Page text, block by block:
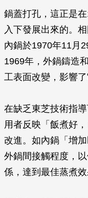
鍋蓋打孔，這正是
入下發展出來的。
內鍋於1970年11月
1969年，外鍋鑄造
工表面改變，影響
在缺乏東芝技術指
用者反映「飯煮好
改進。如內鍋「增
外鍋間接觸程度，
係，達到最佳蒸煮效